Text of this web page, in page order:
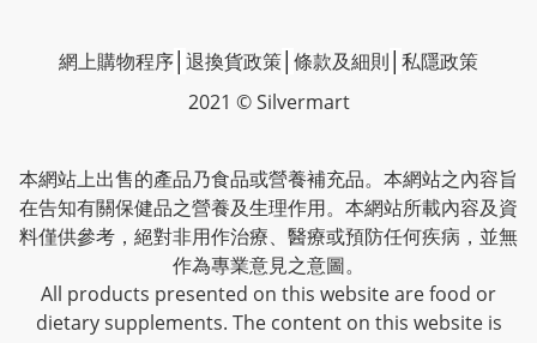
網上購物程序 退換貨政策 條款及細則 私隱政策
2021 © Silvermart
本網站上出售的產品乃食品或營養補充品。本網站之內容旨
在告知有關保健品之營養及生理作用。本網站所載內容及資
料僅供參考，絕對非用作治療、醫療或預防任何疾病，並無
作為專業意見之意圖。
All products presented on this website are food or
dietary supplements. The content on this website is